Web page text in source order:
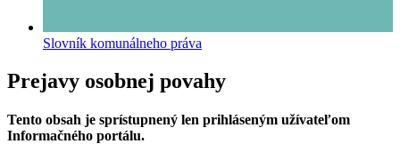
Slovník komunálneho práva
Prejavy osobnej povahy
Tento obsah je sprístupnený len prihláseným užívateľom
Informačného portálu.